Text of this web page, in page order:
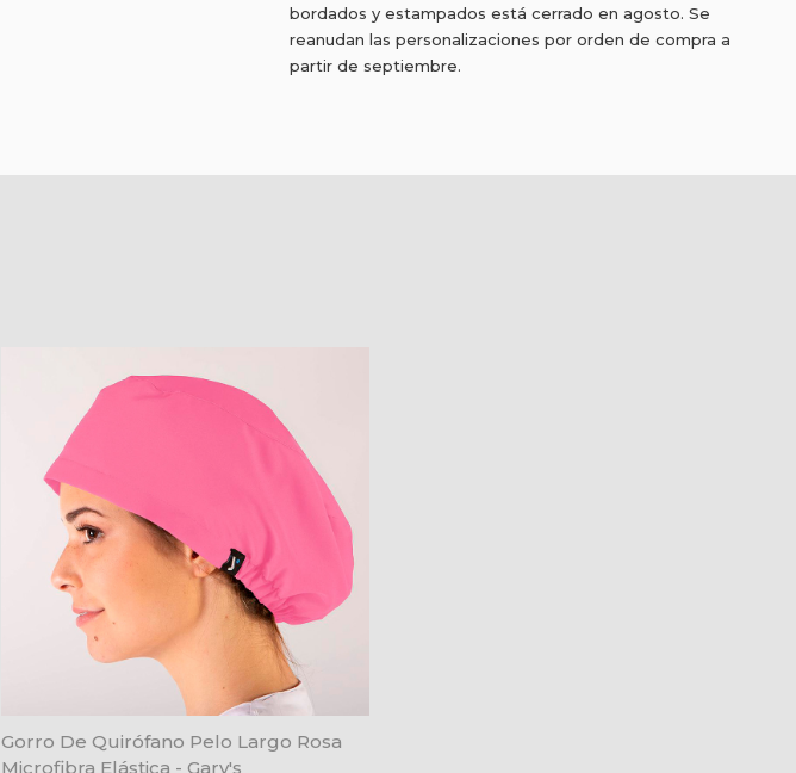
bordados y estampados está cerrado en agosto. Se
reanudan las personalizaciones por orden de compra a
partir de septiembre.
Gorro De Quirófano Pelo Largo Rosa
Microfibra Elástica - Gary's